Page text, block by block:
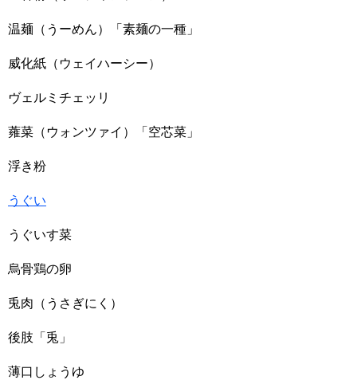
温麺（うーめん）「素麺の一種」
威化紙（ウェイハーシー）
ヴェルミチェッリ
蕹菜（ウォンツァイ）「空芯菜」
浮き粉
うぐい
うぐいす菜
烏骨鶏の卵
兎肉（うさぎにく）
後肢「兎」
薄口しょうゆ